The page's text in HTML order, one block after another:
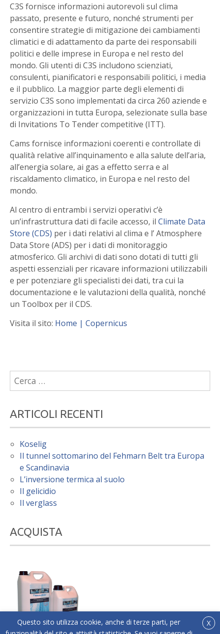
C3S fornisce informazioni autorevoli sul clima
passato, presente e futuro, nonché strumenti per
consentire strategie di mitigazione dei cambiamenti
climatici e di adattamento da parte dei responsabili
politici e delle imprese in Europa e nel resto del
mondo. Gli utenti di C3S includono scienziati,
consulenti, pianificatori e responsabili politici, i media
e il pubblico. La maggior parte degli elementi di
servizio C3S sono implementati da circa 260 aziende e
organizzazioni in tutta Europa, selezionate sulla base
di Invitations To Tender competitive (ITT).
Cams fornisce informazioni coerenti e controllate di
qualità relative all’inquinamento e alla salute dell’aria,
all’energia solare, ai gas a effetto serra e al
riscaldamento climatico, in Europa e nel resto del
mondo.
Al centro di entrambi i servizi operativi c’è
un’infrastruttura dati di facile accesso, il Climate Data
Store (CDS) per i dati relativi al clima e l’ Atmosphere
Data Store (ADS) per i dati di monitoraggio
atmosferico. Gli archivi di dati sono dotati di tutti gli
aspetti essenziali per ricavare informazioni utilizzabili
e per potenziare gli specialisti dei dati, tra cui la
documentazione e le valutazioni della qualità, nonché
un Toolbox per il CDS.
Visita il sito: Home | Copernicus
per:
ARTICOLI RECENTI
Koselig
Il tunnel sottomarino del Fehmarn Belt tra Europa
e Scandinavia
L’inversione termica al suolo
Il gelicidio
Il verglass
ACQUISTA
X
Questo sito utilizza cookie, anche di terze parti, per